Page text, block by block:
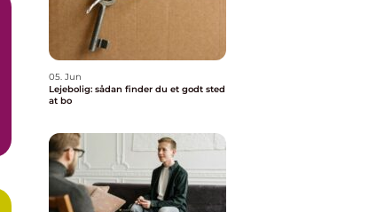
05. Jun
Lejebolig: sådan finder du et godt sted
at bo